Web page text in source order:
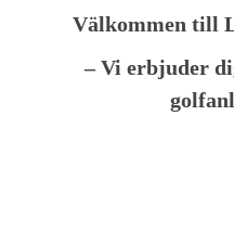
Välkommen till
– Vi erbjuder